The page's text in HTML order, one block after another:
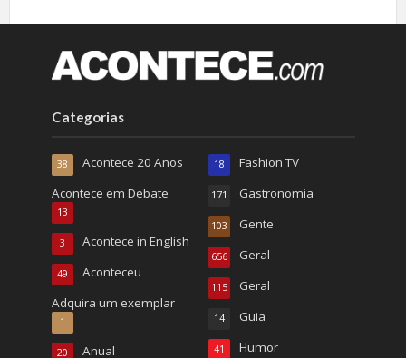
Categorias
Acontece 20 Anos
38
Acontece em Debate
13
Acontece in English
3
Aconteceu
49
Adquira um exemplar
1
Anual
20
Fashion TV
18
Gastronomia
171
Gente
103
Geral
656
Geral
115
Guia
14
Humor
41